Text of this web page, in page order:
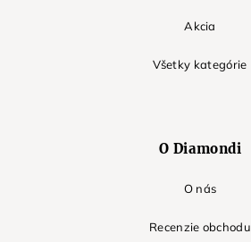
Akcia
Všetky kategórie
O Diamondi
O nás
Recenzie obchodu